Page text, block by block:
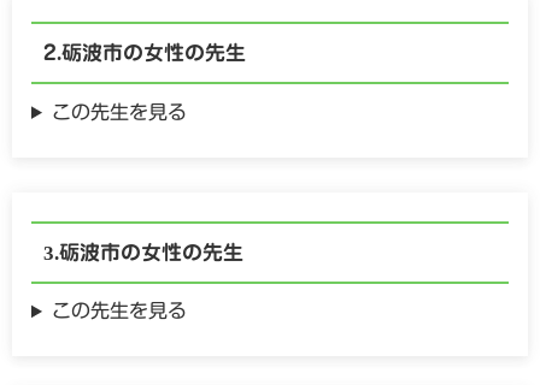
砺波市の女性の先生
この先生を見る
砺波市の女性の先生
この先生を見る